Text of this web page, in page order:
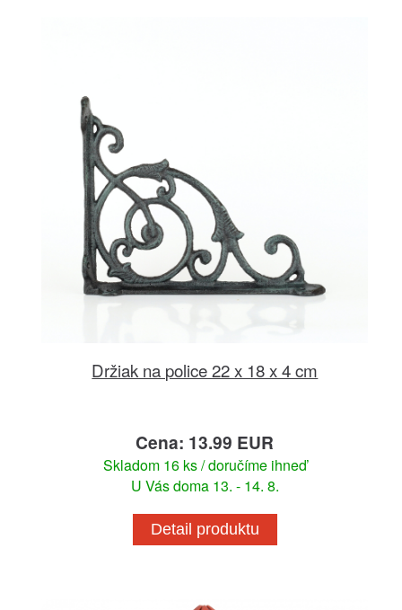
Držiak na police 22 x 18 x 4 cm
Cena: 13.99 EUR
Skladom 16 ks / doručíme ihneď
U Vás doma 13. - 14. 8.
Detail produktu